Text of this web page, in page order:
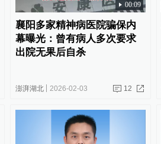
00:09
襄阳多家精神病医院骗保内
幕曝光：曾有病人多次要求
出院无果后自杀
澎湃湖北 2026-02-03 12